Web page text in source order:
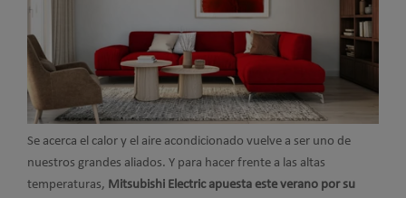
Se acerca el calor y el aire acondicionado vuelve a ser uno de
nuestros grandes aliados. Y para hacer frente a las altas
temperaturas, Mitsubishi Electric apuesta este verano por su